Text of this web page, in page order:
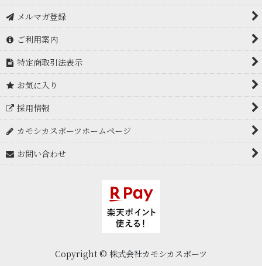
テント・ツェルト・タープ
シュラフ・マット
ザック・バックパック
バーナー・ストーブ
クッカー・カトラリー・食器類
トレッキングポール
エマージェンシー・緊急用品
アークテリクス Arc'teryx
アドフリクション
アルトラ ALTRA
アルバ arva
アンパラレル UNPARALLEL
イスカ ISUKA
IWATANI-PRIMUS イワタニ プリムス
メルマガ登録
ご利用案内
特定商取引法表示
お気に入り
採用情報
カモシカスポーツホームページ
お問い合わせ
Copyright © 株式会社カモシカスポーツ